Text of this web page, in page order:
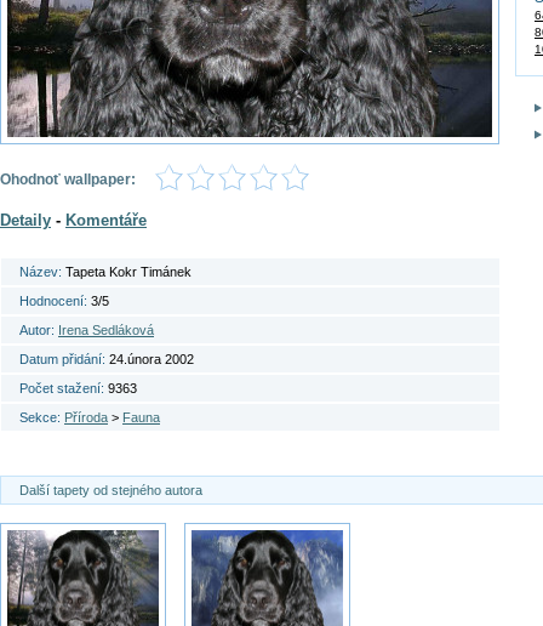
Ohodnoť wallpaper:
Detaily - Komentáře
Název: Tapeta Kokr Timánek
Hodnocení: 3/5
Autor: Irena Sedláková
Datum přidání: 24.února 2002
Počet stažení: 9363
Sekce: Příroda > Fauna
Další tapety od stejného autora